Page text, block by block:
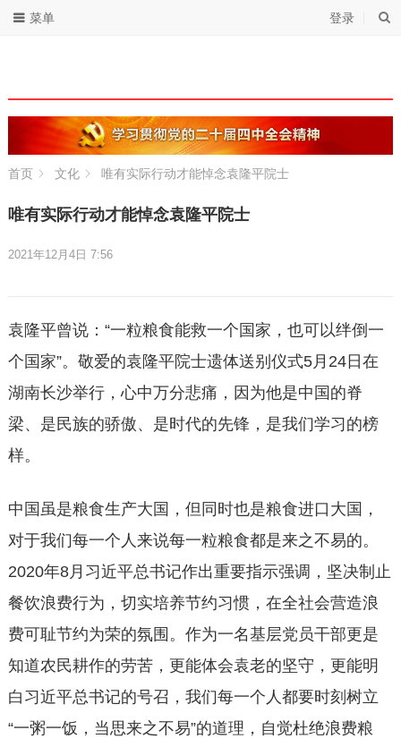
登录
菜单
首页 文化 唯有实际行动才能悼念袁隆平院士
唯有实际行动才能悼念袁隆平院士
2021年12月4日 7:56
袁隆平曾说：“一粒粮食能救一个国家，也可以绊倒一
个国家”。敬爱的袁隆平院士遗体送别仪式5月24日在
湖南长沙举行，心中万分悲痛，因为他是中国的脊
梁、是民族的骄傲、是时代的先锋，是我们学习的榜
样。
中国虽是粮食生产大国，但同时也是粮食进口大国，
对于我们每一个人来说每一粒粮食都是来之不易的。
2020年8月习近平总书记作出重要指示强调，坚决制止
餐饮浪费行为，切实培养节约习惯，在全社会营造浪
费可耻节约为荣的氛围。作为一名基层党员干部更是
知道农民耕作的劳苦，更能体会袁老的坚守，更能明
白习近平总书记的号召，我们每一个人都要时刻树立
“一粥一饭，当思来之不易”的道理，自觉杜绝浪费粮